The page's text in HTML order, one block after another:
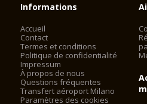
Informations
Accueil
Contact
Termes et conditions
Politique de confidentialité
Impressum
À propos de nous
Questions fréquentes
Transfert aéroport Milano
Paramètres des cookies